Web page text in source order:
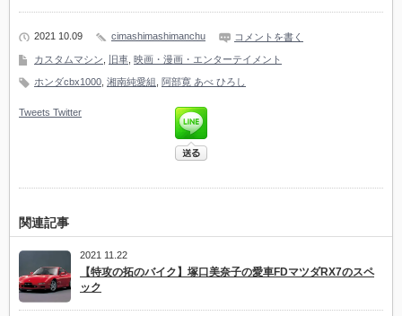
2021 10.09 cimashimashimanchu コメントを書く
カスタムマシン 旧車 映画・漫画・エンターテイメント
ホンダcbx1000 湘南純愛組 阿部寛 あべ ひろし
Tweets Twitter
関連記事
2021 11.22
【特攻の拓のバイク】塚口美奈子の愛車FDマツダRX7のスペ
ック